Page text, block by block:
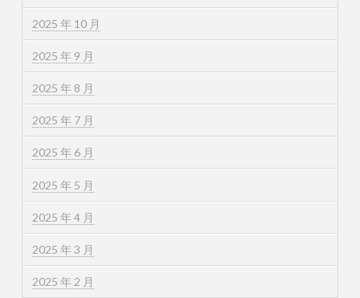
2025 年 10 月
2025 年 9 月
2025 年 8 月
2025 年 7 月
2025 年 6 月
2025 年 5 月
2025 年 4 月
2025 年 3 月
2025 年 2 月